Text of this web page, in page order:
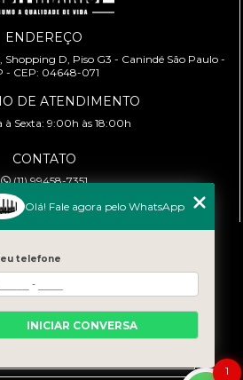
ENDEREÇO
Shopping D, Piso G3 - Canindé São Paulo -
- CEP: 04648-071
DE ATENDIMENTO
à Sexta: 9:00h às 18:00h
CONTATO
(11) 99458-7351
Home
Empresa
Galeria
Contato
1
Olá! Fale agora pelo WhatsApp
telefone
INICIAR CONVERSA